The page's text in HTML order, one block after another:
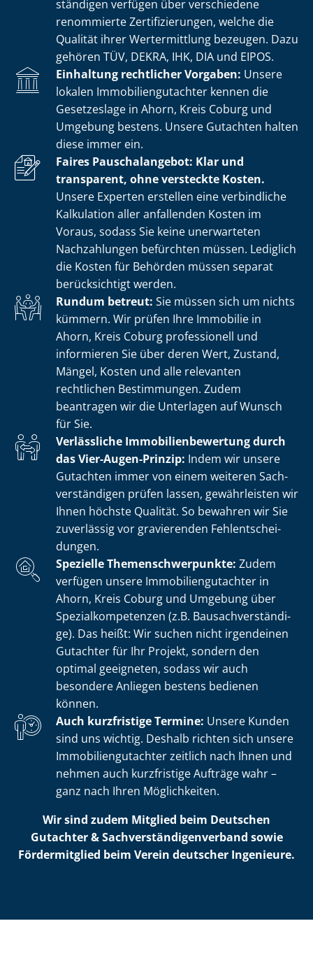
stän­di­gen verfügen über verschiedene
renommierte Zer­ti­fi­zie­run­gen, welche die
Qualität ihrer Wertermittlung bezeugen. Dazu
gehören TÜV, DEKRA, IHK, DIA und EIPOS.
Einhaltung rechtlicher Vorgaben: Unsere
lokalen Im­mo­bi­li­en­gut­ach­ter kennen die
Gesetzeslage in Ahorn, Kreis Coburg und
Umgebung bestens. Unsere Gutachten halten
diese immer ein.
Faires Pauschalangebot: Klar und
transparent, ohne versteckte Kosten.
Unsere Experten erstellen eine verbindliche
Kalkulation aller anfallenden Kosten im
Voraus, sodass Sie keine unerwarteten
Nachzahlungen befürchten müssen. Lediglich
die Kosten für Behörden müssen separat
berücksichtigt werden.
Rundum betreut: Sie müssen sich um nichts
kümmern. Wir prüfen Ihre Immobilie in
Ahorn, Kreis Coburg professionell und
informieren Sie über deren Wert, Zustand,
Mängel, Kosten und alle relevanten
rechtlichen Bestimmungen. Zudem
beantragen wir die Unterlagen auf Wunsch
für Sie.
Verlässliche Im­mo­bi­li­en­be­wer­tung durch
das Vier-Augen-Prinzip: Indem wir unsere
Gutachten immer von einem weiteren Sach­
ver­stän­di­gen prüfen lassen, gewährleisten wir
Ihnen höchste Qualität. So bewahren wir Sie
zuverlässig vor gravierenden Fehl­ent­schei­
dun­gen.
Spezielle The­men­schwer­punk­te: Zudem
verfügen unsere Im­mo­bi­li­en­gut­ach­ter in
Ahorn, Kreis Coburg und Umgebung über
Spe­zi­al­kom­pe­ten­zen (z.B. Bau­sach­ver­stän­di­
ge). Das heißt: Wir suchen nicht irgendeinen
Gutachter für Ihr Projekt, sondern den
optimal geeigneten, sodass wir auch
besondere Anliegen bestens bedienen
können.
Auch kurzfristige Termine: Unsere Kunden
sind uns wichtig. Deshalb richten sich unsere
Im­mo­bi­li­en­gut­ach­ter zeitlich nach Ihnen und
nehmen auch kurzfristige Aufträge wahr –
ganz nach Ihren Möglichkeiten.
Wir sind zudem Mitglied beim Deutschen
Gutachter & Sach­ver­stän­di­gen­ver­band sowie
Fördermitglied beim Verein deutscher Ingenieure.